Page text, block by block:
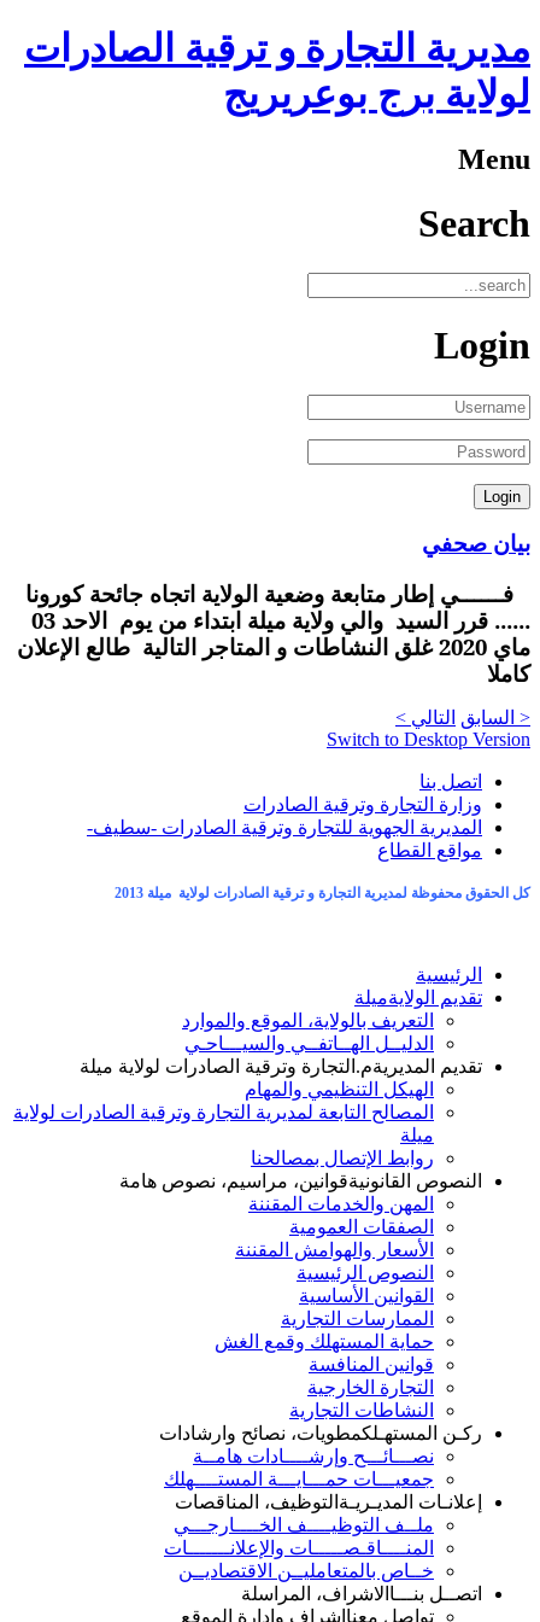
مديرية التجارة و ترقية الصادرات
لولاية برج بوعريريج
Menu
Search
Login
بيان صحفي
فــــــي إطار متابعة وضعية الولاية اتجاه جائحة كورونا
...... قرر السيد والي ولاية ميلة ابتداء من يوم الاحد 03
ماي 2020 غلق النشاطات و المتاجر التالية طالع الإعلان
كاملا
< السابق التالي >
Switch to Desktop Version
اتصل بنا
وزارة التجارة وترقية الصادرات
المديرية الجهوية للتجارة وترقية الصادرات -سطيف-
مواقع القطاع
كل الحقوق محفوظة لمديرية التجارة و ترقية الصادرات لولاية ميلة 2013
الرئيسية
تقديم الولايةميلة
التعريف بالولاية، الموقع والموارد
الدليــل الهــاتفــي والسيـــاحـي
تقديم المديريةم.التجارة وترقية الصادرات لولاية ميلة
الهيكل التنظيمي والمهام
المصالح التابعة لمديرية التجارة وترقية الصادرات لولاية
ميلة
روابط الإتصال بمصالحنا
النصوص القانونيةقوانين، مراسيم، نصوص هامة
المهن والخدمات المقننة
الصفقات العمومية
الأسعار والهوامش المقننة
النصوص الرئيسية
القوانين الأساسية
الممارسات التجارية
حماية المستهلك وقمع الغش
قوانين المنافسة
التجارة الخارجية
النشاطات التجارية
ركـن المستهـلكمطويات، نصائح وارشادات
نصـــائـــح وإرشــــادات هامــة
جمعيـــات حمـــايـــة المستــــهلك
إعلانـات المديـريـة التوظيف، المناقصات
ملــف التوظيــــف الخــــارجـــي
المنــــاقـصـــــات والإعلانـــــــات
خــاص بالمتعامليــن الاقتصاديــن
اتصــل بنـــا الاشراف، المراسلة
تواصل معنا اشراف وإدارة الموقع